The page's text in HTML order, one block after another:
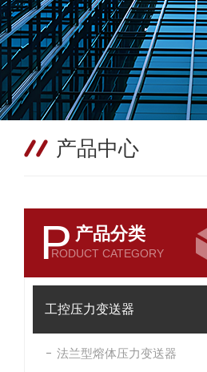
产品中心
P 产品分类
RODUCT CATEGORY
工控压力变送器
法兰型熔体压力变送器